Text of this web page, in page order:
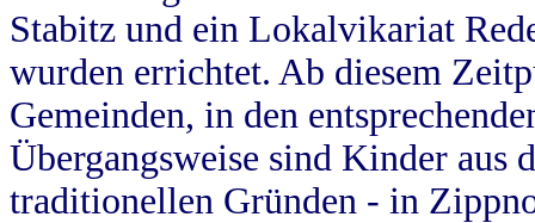
Stabitz und ein Lokalvikariat
wurden errichtet. Ab diesem
Gemeinden, in den
Übergangsweise sind Kinder aus
traditionellen Gründen - in